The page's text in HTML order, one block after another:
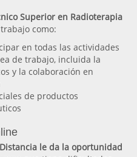
Superior en Radioterapia
como:
en todas las actividades
de trabajo, incluida la
y la colaboración en
de productos
le da la oportunidad